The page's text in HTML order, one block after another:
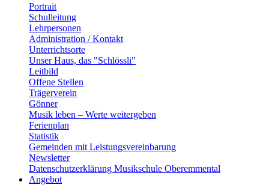
Portrait
Schulleitung
Lehrpersonen
Administration / Kontakt
Unterrichtsorte
Unser Haus, das "Schlössli"
Leitbild
Offene Stellen
Trägerverein
Gönner
Musik leben – Werte weitergeben
Ferienplan
Statistik
Gemeinden mit Leistungsvereinbarung
Newsletter
Datenschutzerklärung Musikschule Oberemmental
Angebot